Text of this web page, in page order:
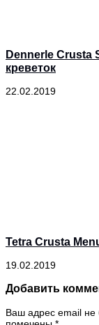
Dennerle Crusta
креветок
22.02.2019
Tetra Crusta
19.02.2019
Добавить
Ваш адрес email не